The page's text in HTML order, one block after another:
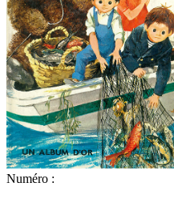
Numéro :